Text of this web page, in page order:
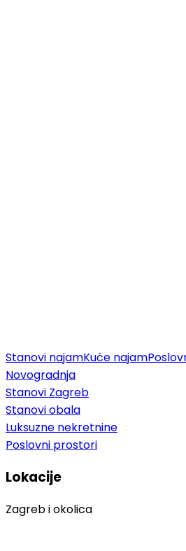
Stanovi najamKuće najam
Novogradnja
Stanovi Zagreb
Stanovi obala
Luksuzne nekretnine
Poslovni prostori
Lokacije
Zagreb i okolica